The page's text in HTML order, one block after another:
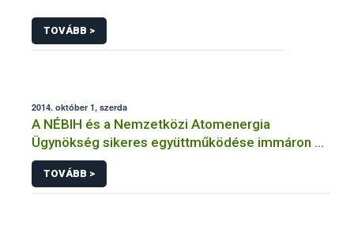
TOVÁBB >
2014. október 1, szerda
A NÉBIH és a Nemzetközi Atomenergia
Ügynökség sikeres együttműködése immáron 8
éve tart
TOVÁBB >